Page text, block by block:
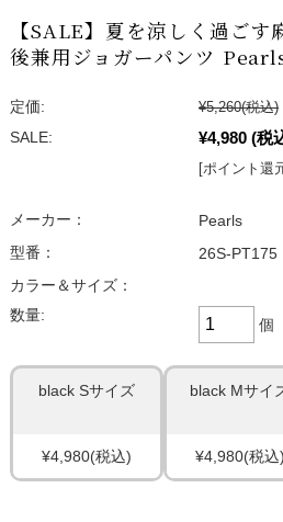
【SALE】夏を涼しく過ご
後兼用ジョガーパンツ
定価: ¥5,260(税込)
SALE:
¥4,980 (税
[ポイント還
メーカー：
Pearls
型番：
26S-PT175
カラー＆サイズ：
数量:
個
black Sサイズ
¥4,980(税込)
black Mサイ
¥4,980(税込)